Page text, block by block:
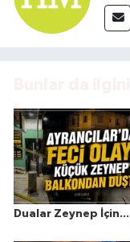
Dualar Zeynep İçin...